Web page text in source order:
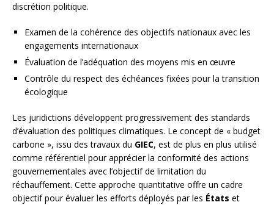
discrétion politique.
Examen de la cohérence des objectifs nationaux avec les
engagements internationaux
Évaluation de l’adéquation des moyens mis en œuvre
Contrôle du respect des échéances fixées pour la transition
écologique
Les juridictions développent progressivement des standards
d’évaluation des politiques climatiques. Le concept de « budget
carbone », issu des travaux du GIEC, est de plus en plus utilisé
comme référentiel pour apprécier la conformité des actions
gouvernementales avec l’objectif de limitation du
réchauffement. Cette approche quantitative offre un cadre
objectif pour évaluer les efforts déployés par les États et